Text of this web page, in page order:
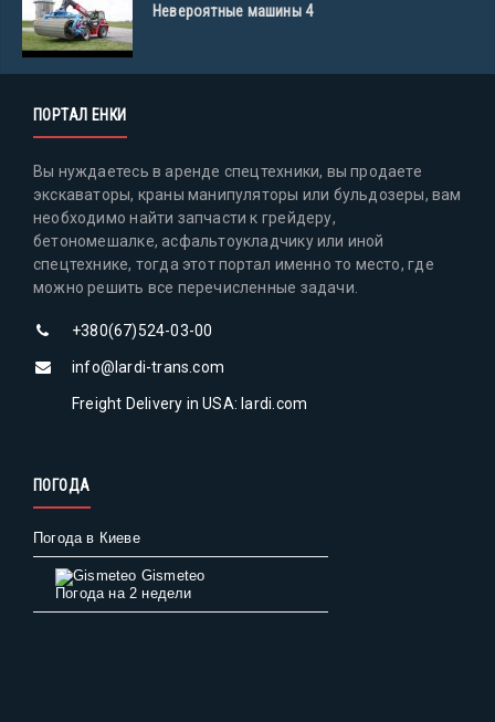
Невероятные машины 4
ПОРТАЛ ЕНКИ
Вы нуждаетесь в аренде спецтехники, вы продаете
экскаваторы, краны манипуляторы или бульдозеры, вам
необходимо найти запчасти к грейдеру,
бетономешалке, асфальтоукладчику или иной
спецтехнике, тогда этот портал именно то место, где
можно решить все перечисленные задачи.
+380(67)524-03-00
info@lardi-trans.com
Freight Delivery in USA: lardi.com
ПОГОДА
Погода в Киеве
Gismeteo
Погода на 2 недели